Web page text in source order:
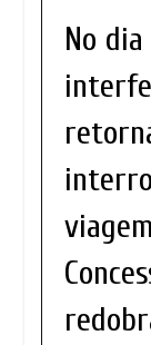
No